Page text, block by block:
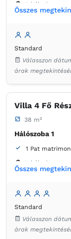
Erkély / terasz
saját -
Ruha válfák
Laposképernyős
Ingyenes
Hűtőszekrény a
Összes
Standard
Válasszon
árak
Villa 4 Fő
38 m²
Hálószoba 1
1 Pat
Erkély / terasz
2 Pat de o
Ruha válfák
Laposképernyős
Összes
Standard
Válasszon
árak